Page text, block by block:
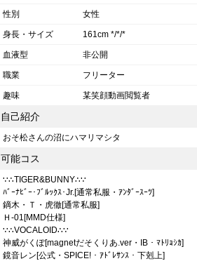
性別 女性
身長・サイズ 161cm */*/*
血液型 非公開
職業 フリーター
趣味 某笑顔動画閲覧者
自己紹介
おそ松さんの沼にハマリマシタ
可能コス
∵∴TIGER&BUNNY∴∵
ﾊﾞｰﾅﾋﾞｰ･ﾌﾞﾙｯｸｽ･Jr.[通常私服・ｱﾝﾀﾞｰｽｰﾂ]
鏑木・Ｔ・虎徹[通常私服]
Ｈ-01[MMD仕様]
∵∴VOCALOID∴∵
神威がくぽ[magnetだそくりあ.ver・IB・ﾏﾄﾘｮｼｶ]
鏡音レン[公式・SPICE!・ｱﾄﾞﾚｻﾝｽ・下剋上]